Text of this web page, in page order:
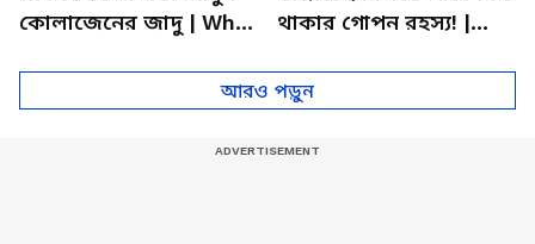
কোলাজেনের জাদু | What
থাকার গোপন রহস্য! |
Bengali | Foods
আরও পড়ুন